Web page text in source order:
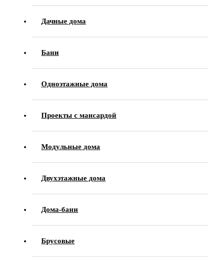
Дачные дома
Бани
Одноэтажные дома
Проекты с мансардой
Модульные дома
Двухэтажные дома
Дома-бани
Брусовые